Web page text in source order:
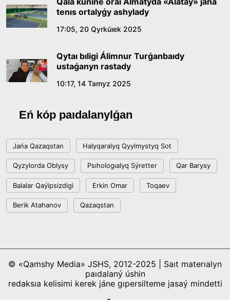
tenıs ortalyǵy ashylady
17:05, 20 Qyrkúıek 2025
Qytaı bıligi Álimnur Turǵanbaıdy
ustaǵanyn rastady
10:17, 14 Tamyz 2025
Eń kóp paıdalanylǵan
Jańa Qazaqstan Halyqaralyq Qyylmystyq Sot
Qyzylorda Oblysy Psıhologıalyq Sýretter Qar Barysy
Balalar Qaýipsizdigi Erkin Omar Toqaev
Berik Atahanov Qazaqstan
© «Qamshy Media» JSHS, 2012-2025 | Saıt materıalyn
paıdalaný úshin
redaksıa kelisimi kerek jáne gıpersilteme jasaý mindetti